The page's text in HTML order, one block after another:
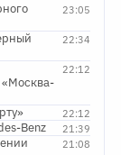
23:05
22:34
22:12
«Москва-
22:12
21:39
Benz
21:08